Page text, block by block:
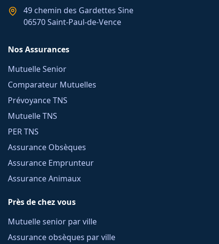
49 chemin des Gardettes Sine
06570 Saint-Paul-de-Vence
Nos Assurances
Mutuelle Senior
Comparateur Mutuelles
Prévoyance TNS
Mutuelle TNS
PER TNS
Assurance Obsèques
Assurance Emprunteur
Assurance Animaux
Près de chez vous
Mutuelle senior par ville
Assurance obsèques par ville